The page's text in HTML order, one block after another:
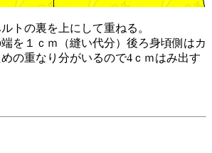
トの裏を上にして重ねる。
を１ｃｍ（縫い代分）後ろ身頃側はカ
の重なり分がいるので4ｃｍはみ出す